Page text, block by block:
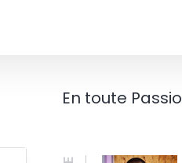
En toute